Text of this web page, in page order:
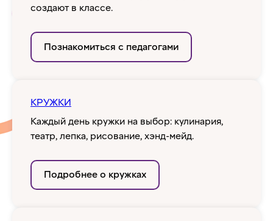
создают в классе.
Познакомиться с педагогами
КРУЖКИ
Каждый день кружки на выбор: кулинария,
театр, лепка, рисование, хэнд-мейд.
Подробнее о кружках